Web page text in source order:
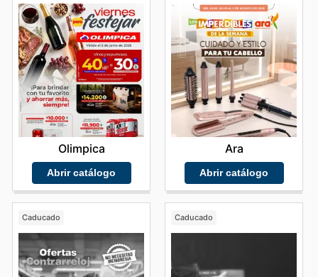
Olimpica
Abrir catálogo
Ara
Abrir catálogo
Caducado Caducado